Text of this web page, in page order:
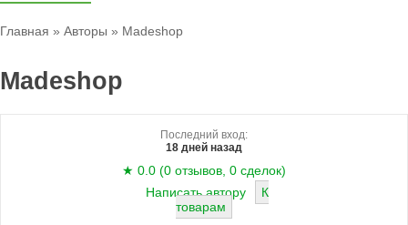
Главная » Авторы » Madeshop
Madeshop
Последний вход:
18 дней назад
★ 0.0 (0 отзывов, 0 сделок)
Написать автору
К
товарам